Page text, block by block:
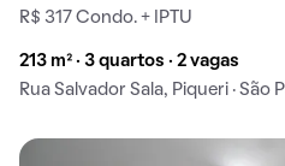
R$ 317 Condo. + IPTU
213 m² · 3 quartos · 2 vagas
Rua Salvador Sala, Piqueri · São